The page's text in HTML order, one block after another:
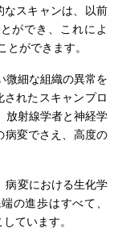
なスキャンは、以前
ができ、これによ
ができます。
微細な組織の異常を
れたスキャンプロ
放射線学者と神経学
病変でさえ、高度の
病変における生化学
の進歩はすべて、
ています。